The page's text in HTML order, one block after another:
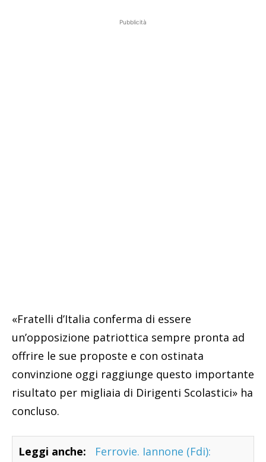
Pubblicità
«Fratelli d’Italia conferma di essere
un’opposizione patriottica sempre pronta ad
offrire le sue proposte e con ostinata
convinzione oggi raggiunge questo importante
risultato per migliaia di Dirigenti Scolastici» ha
concluso.
Leggi anche:
Ferrovie. Iannone (Fdi):